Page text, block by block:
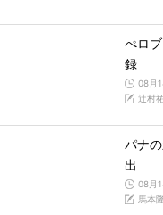
ぺロ
録
08月
辻村
パナ
出
08月
馬本